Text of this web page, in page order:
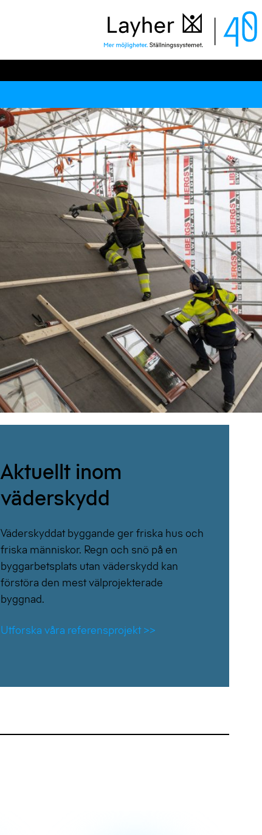
Aktuellt inom
väderskydd
Väderskyddat byggande ger friska hus och
friska människor. Regn och snö på en
byggarbetsplats utan väderskydd kan
förstöra den mest välprojekterade
byggnad.
Utforska våra referensprojekt >>